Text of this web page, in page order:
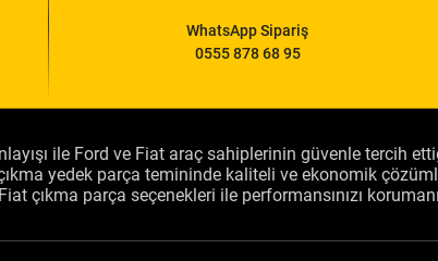
WhatsApp Sipariş
0555 878 68 95
ile Ford ve Fiat araç sahiplerinin güvenle tercih
yedek parça temininde kaliteli ve ekonomik
çıkma parça seçenekleri ile performansınızı